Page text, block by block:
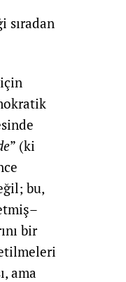
sıradan
” (ki
bu,
bir
ama